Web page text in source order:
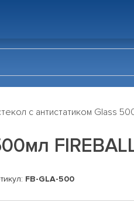
с антистатиком Glass
FB-GLA-500